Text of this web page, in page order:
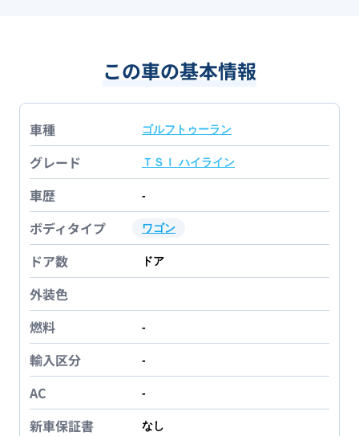
この車の基本情報
車種 ゴルフトゥーラン
グレード ＴＳＩ ハイライン
車歴 -
ボディタイプ ワゴン
ドア数 ドア
外装色
燃料
-
輸入区分 -
AC -
新車保証書 なし